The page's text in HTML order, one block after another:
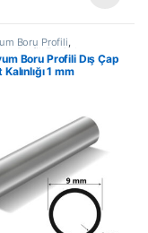
Boru Profili,
Profil En Çok
İndirimli Ürünler
Boru Profili Dış Çap
1 mm